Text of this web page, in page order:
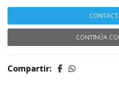
CONTINÚA
Compartir: